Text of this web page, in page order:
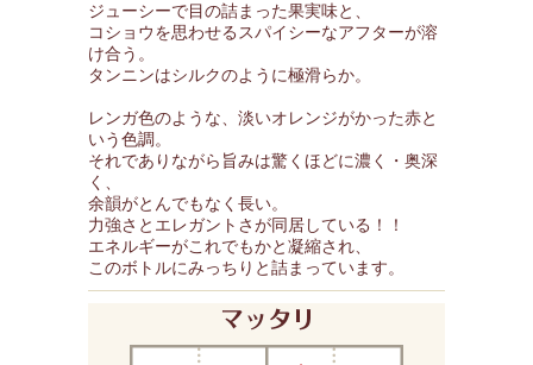
ジューシーで目の詰まった果実味と、
コショウを思わせるスパイシーなアフターが溶
け合う。
タンニンはシルクのように極滑らか。
レンガ色のような、淡いオレンジがかった赤と
いう色調。
それでありながら旨みは驚くほどに濃く・奥深
く、
余韻がとんでもなく長い。
力強さとエレガントさが同居している！！
エネルギーがこれでもかと凝縮され、
このボトルにみっちりと詰まっています。